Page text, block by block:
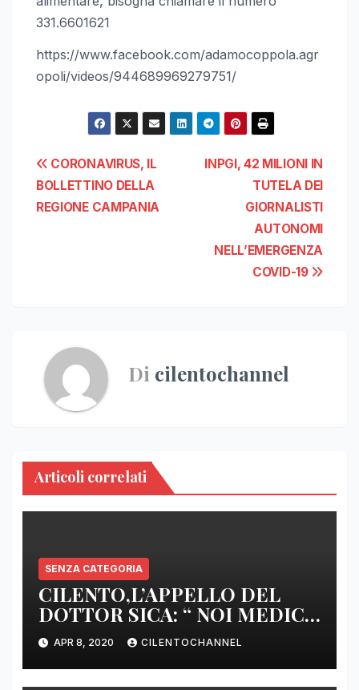
331.6601621
https://www.facebook.com/adamocoppola.agr
opoli/videos/944689969279751/
Navigazione
articoli
INPGI, 42 MILIONI IN
TUTELA DEI
GIORNALISTI
AUTONOMI
NELL’EMERGENZA
COVID-19
CORONAVIRUS, IL
BOLLETTINO DELLA
REGIONE CAMPANIA
Di cilentochannel
Articoli correlati
SENZA CATEGORIA
CILENTO,L’APPELLO DEL
DOTTOR SICA: “ NOI MEDICI
DI BASE SIAMO SENZA ARMI
E SENZA PRESIDI”
APR 8, 2020 CILENTOCHANNEL